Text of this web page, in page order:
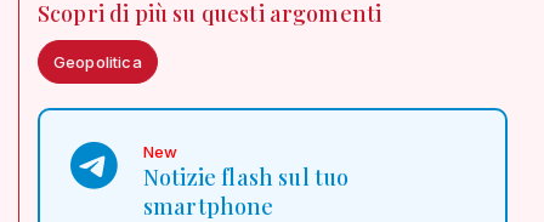
Scopri di più su questi argomenti
Geopolitica
New
Notizie flash sul tuo
smartphone